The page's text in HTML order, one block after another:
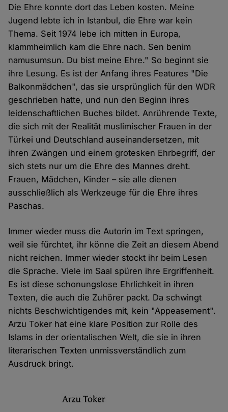
Die Ehre konnte dort das Leben kosten. Meine
Jugend lebte ich in Istanbul, die Ehre war kein
Thema. Seit 1974 lebe ich mitten in Europa,
klammheimlich kam die Ehre nach. Sen benim
namusumsun. Du bist meine Ehre." So beginnt sie
ihre Lesung. Es ist der Anfang ihres Features "Die
Balkonmädchen", das sie ursprünglich für den WDR
geschrieben hatte, und nun den Beginn ihres
leidenschaftlichen Buches bildet. Anrührende Texte,
die sich mit der Realität muslimischer Frauen in der
Türkei und Deutschland auseinandersetzen, mit
ihren Zwängen und einem grotesken Ehrbegriff, der
sich stets nur um die Ehre des Mannes dreht.
Frauen, Mädchen, Kinder – sie alle dienen
ausschließlich als Werkzeuge für die Ehre ihres
Paschas.
Immer wieder muss die Autorin im Text springen,
weil sie fürchtet, ihr könne die Zeit an diesem Abend
nicht reichen. Immer wieder stockt ihr beim Lesen
die Sprache. Viele im Saal spüren ihre Ergriffenheit.
Es ist diese schonungslose Ehrlichkeit in ihren
Texten, die auch die Zuhörer packt. Da schwingt
nichts Beschwichtigendes mit, kein "Appeasement".
Arzu Toker hat eine klare Position zur Rolle des
Islams in der orientalischen Welt, die sie in ihren
literarischen Texten unmissverständlich zum
Ausdruck bringt.